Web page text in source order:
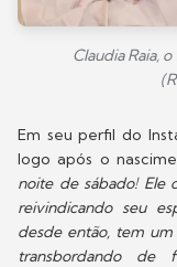
Claudia Raia,
Em seu perfil do
logo após o
noite de sábado! Ele
reivindicando seu
desde então, tem um
transbordando de